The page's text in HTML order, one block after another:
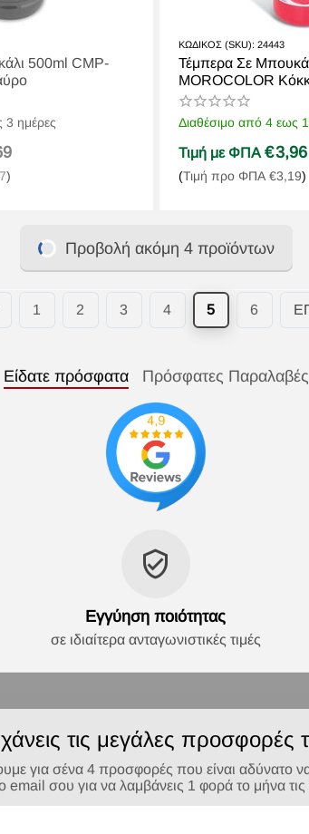
500ml CMP-
3 ημέρες
)
ΚΩΔΙΚΟΣ (SKU): 24443
Τέμπερα Σε
MOROCOLOR
Διαθέσιμο από 4 εως
Τιμή με ΦΠΑ €3,96
(Τιμή προ ΦΠΑ €3,19)
Προβολή ακόμη 4 προϊόντων
1 2 3 4 5 6
Είδατε πρόσφατα Πρόσφατες Παραλαβές
Εγγύηση ποιότητας
σε ιδιαίτερα ανταγωνιστικές τιμές
τις μεγάλες προσφορές
για σένα 4 προσφορές που είναι αδύνατο
σου για να λαμβάνεις 1 φορά το μήνα